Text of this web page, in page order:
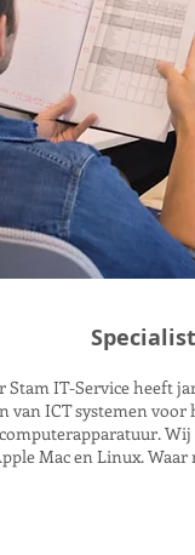
Stam IT-Service heeft
van ICT systemen
Mac en Linux.